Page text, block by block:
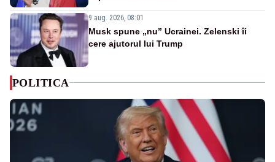
9 aug. 2026, 08:01
Musk spune „nu” Ucrainei. Zelenski îi
cere ajutorul lui Trump
POLITICA